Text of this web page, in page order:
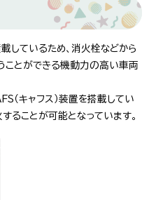
しているため、消火栓などから
ことができる機動力の高い車両
（キャフス）装置を搭載してい
ることが可能となっています。